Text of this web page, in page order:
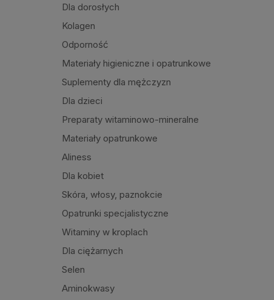
Dla dorosłych
Kolagen
Odporność
Materiały higieniczne i opatrunkowe
Suplementy dla mężczyzn
Dla dzieci
Preparaty witaminowo-mineralne
Materiały opatrunkowe
Aliness
Dla kobiet
Skóra, włosy, paznokcie
Opatrunki specjalistyczne
Witaminy w kroplach
Dla ciężarnych
Selen
Aminokwasy